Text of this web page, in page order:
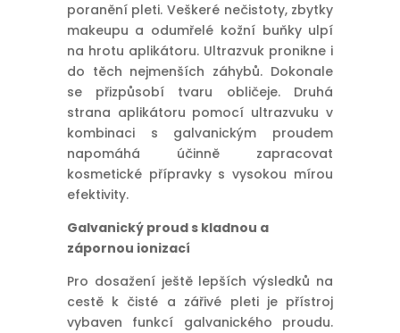
poranění pleti. Veškeré nečistoty, zbytky
makeupu a odumřelé kožní buňky ulpí
na hrotu aplikátoru. Ultrazvuk pronikne i
do těch nejmenších záhybů. Dokonale
se přizpůsobí tvaru obličeje. Druhá
strana aplikátoru pomocí ultrazvuku v
kombinaci s galvanickým proudem
napomáhá účinně zapracovat
kosmetické přípravky s vysokou mírou
efektivity.
Galvanický proud s kladnou a
zápornou ionizací
Pro dosažení ještě lepších výsledků na
cestě k čisté a zářivé pleti je přístroj
vybaven funkcí galvanického proudu.